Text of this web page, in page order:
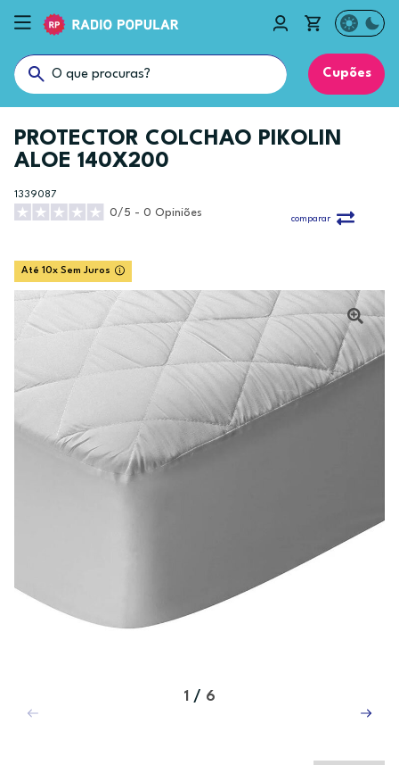
Cupões
PROTECTOR COLCHAO PIKOLIN
ALOE 140X200
1339087
0/5 - 0 Opiniões
comparar
Até 10x Sem Juros
1 / 6